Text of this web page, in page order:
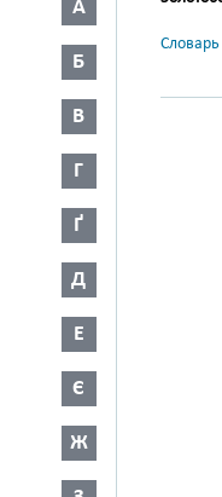
А
Б
В
Г
Ґ
Д
Е
Є
Ж